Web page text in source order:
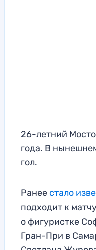
26-летний
года. В
гол.
Ранее стало
подходит к
о фигуристке
Гран-При в